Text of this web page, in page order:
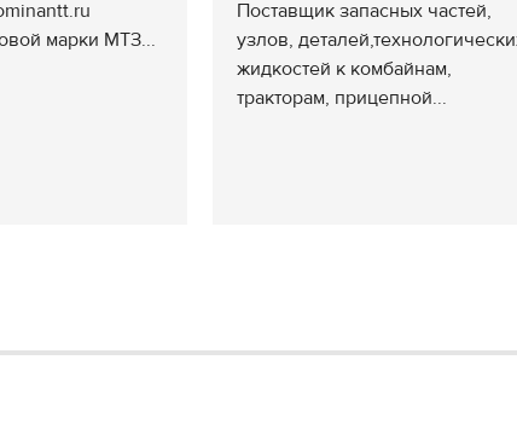
марки МТЗ...
Поставщик запасных частей,
узлов,
жидкостей к комбайнам,
тракторам, прицепной...